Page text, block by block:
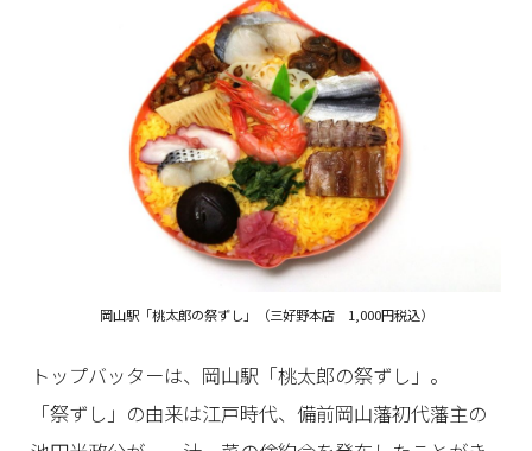
岡山駅「桃太郎の祭ずし」（三好野本店 1,000円税込）
トップバッターは、岡山駅「桃太郎の祭ずし」。
「祭ずし」の由来は江戸時代、備前岡山藩初代藩主の